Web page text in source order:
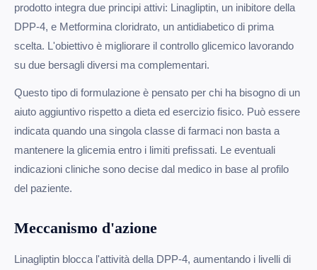
prodotto integra due principi attivi: Linagliptin, un inibitore della
DPP-4, e Metformina cloridrato, un antidiabetico di prima
scelta. L'obiettivo è migliorare il controllo glicemico lavorando
su due bersagli diversi ma complementari.
Questo tipo di formulazione è pensato per chi ha bisogno di un
aiuto aggiuntivo rispetto a dieta ed esercizio fisico. Può essere
indicata quando una singola classe di farmaci non basta a
mantenere la glicemia entro i limiti prefissati. Le eventuali
indicazioni cliniche sono decise dal medico in base al profilo
del paziente.
Meccanismo d'azione
Linagliptin blocca l'attività della DPP-4, aumentando i livelli di